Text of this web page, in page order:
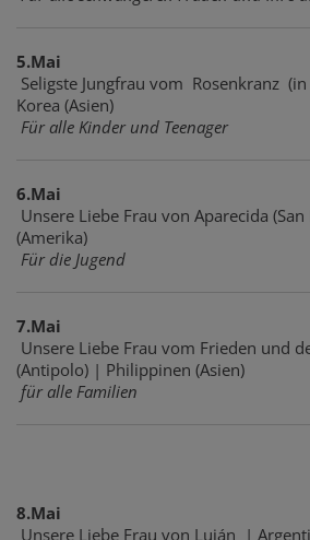
5.Mai
Seligste Jungfrau vom Rosenkranz
Korea (Asien)
Für alle Kinder und Teenager
6.Mai
Unsere Liebe Frau von Aparecida
(Amerika)
Für die Jugend
7.Mai
Unsere Liebe Frau vom Frieden und
(Antipolo) | Philippinen (Asien)
für alle Familien
8.Mai
Unsere Liebe Frau von Luján |